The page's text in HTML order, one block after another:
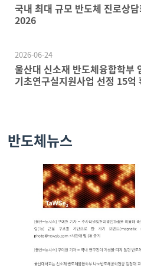
국내 최대 규모 반도체 진로상
2026
2026-06-24
울산대 신소재 반도체융합학부
기초연구실지원사업 선정 15억
반도체뉴스